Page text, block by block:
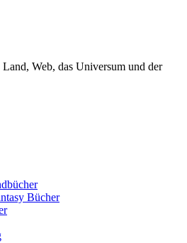
Web, das Universum und der
Bücher